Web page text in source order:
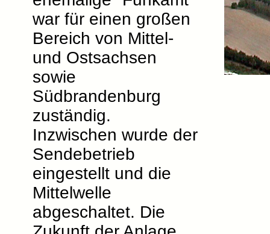
war für einen großen
Bereich von Mittel-
und Ostsachsen
sowie
Südbrandenburg
zuständig.
Inzwischen wurde der
Sendebetrieb
eingestellt und die
Mittelwelle
abgeschaltet. Die